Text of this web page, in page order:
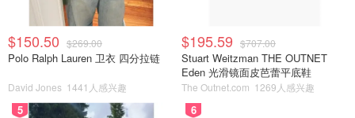
$150.50 $269.00
Polo Ralph Lauren 卫衣 四分拉链
David Jones 1441人感兴趣
$195.59 $707.00
Stuart Weitzman THE OUTNET
Eden 光滑镜面皮芭蕾平底鞋
The Outnet.com 1269人感兴趣
5 6